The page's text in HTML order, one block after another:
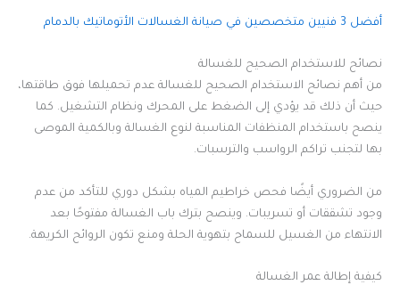
أفضل 3 فنيين متخصصين في صيانة الغسالات الأتوماتيك بالدمام
نصائح للاستخدام الصحيح للغسالة
من أهم نصائح الاستخدام الصحيح للغسالة عدم تحميلها فوق طاقتها،
حيث أن ذلك قد يؤدي إلى الضغط على المحرك ونظام التشغيل. كما
ينصح باستخدام المنظفات المناسبة لنوع الغسالة وبالكمية الموصى
بها لتجنب تراكم الرواسب والترسبات.
من الضروري أيضًا فحص خراطيم المياه بشكل دوري للتأكد من عدم
وجود تشققات أو تسريبات. وينصح بترك باب الغسالة مفتوحًا بعد
الانتهاء من الغسيل للسماح بتهوية الحلة ومنع تكون الروائح الكريهة.
كيفية إطالة عمر الغسالة